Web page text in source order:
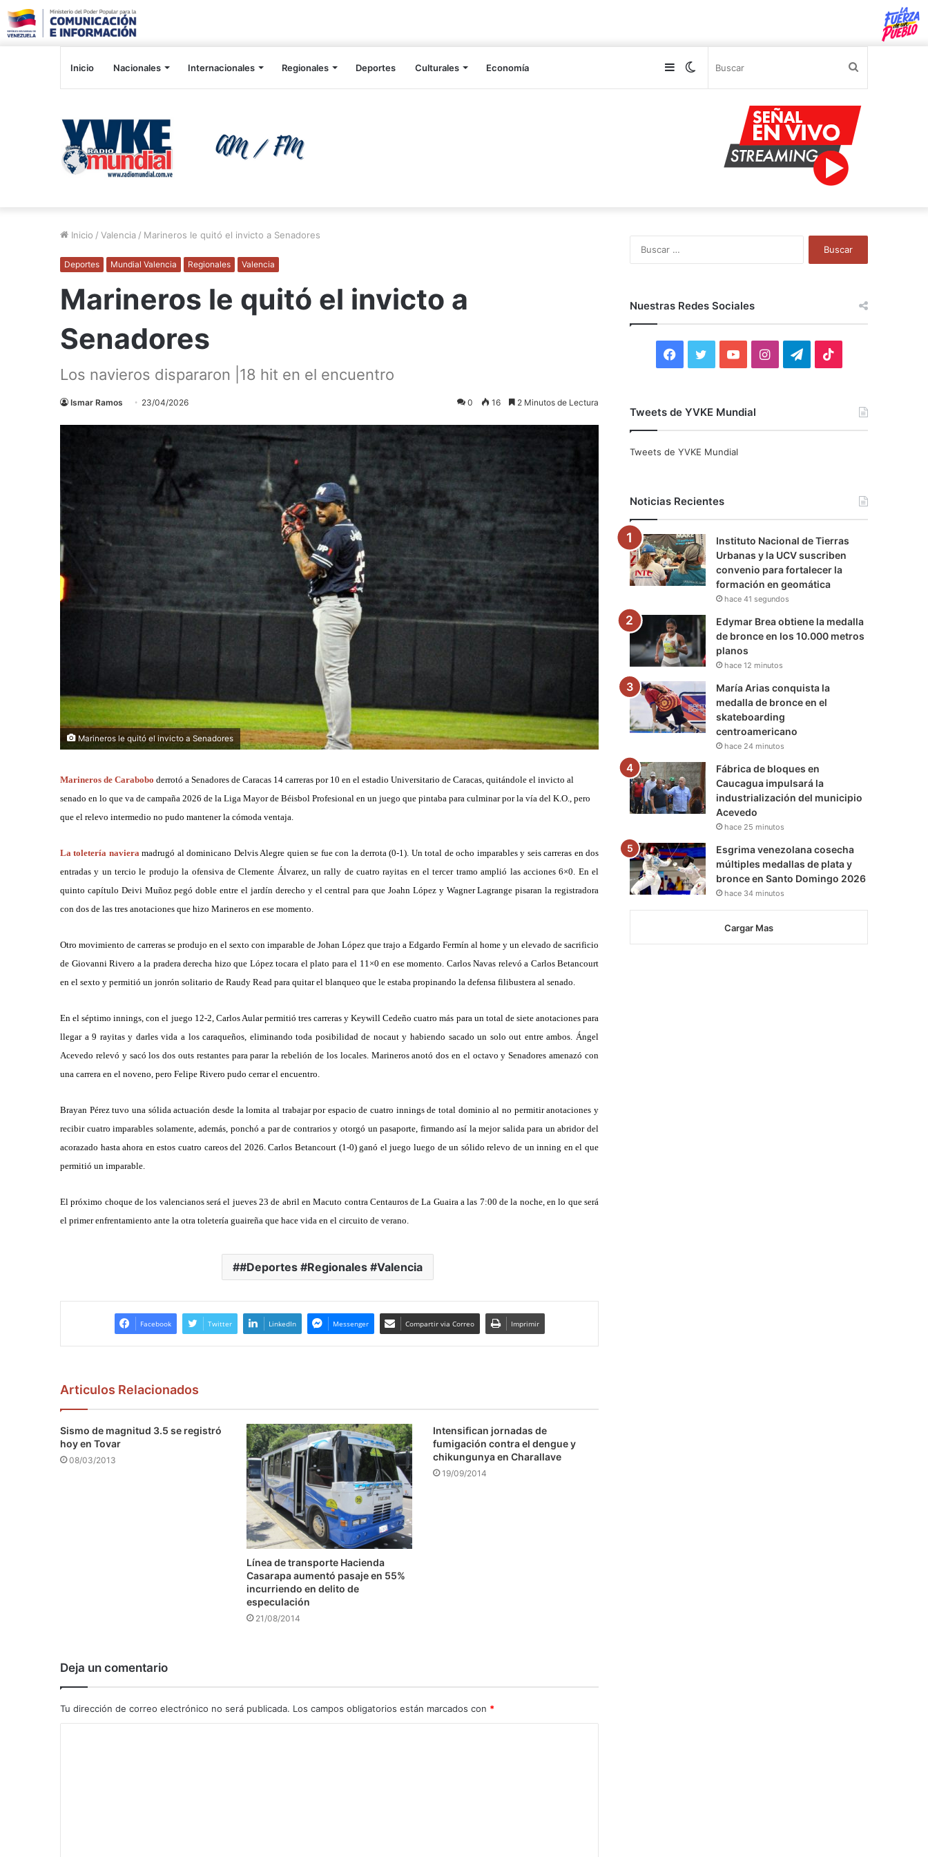
Inicio Nacionales Internacionales Regionales Deportes Culturales Economía Switch
Sidebar
Inicio / Valencia / Marineros le quitó el invicto a Senadores
Deportes Mundial Valencia Regionales Valencia
Marineros le quitó el invicto a
Senadores
Los navieros dispararon |18 hit en el encuentro
Ismar Ramos 23/04/2026 0 16 2 Minutos de Lectura
Marineros le quitó el invicto a Senadores
Marineros de Carabobo derrotó a Senadores de Caracas 14 carreras por 10 en el estadio Universitario de Caracas, quitándole el invicto al
senado en lo que va de campaña 2026 de la Liga Mayor de Béisbol Profesional en un juego que pintaba para culminar por la vía del K.O., pero
que el relevo intermedio no pudo mantener la cómoda ventaja.
La toletería naviera madrugó al dominicano Delvis Alegre quien se fue con la derrota (0-1). Un total de ocho imparables y seis carreras en dos
entradas y un tercio le produjo la ofensiva de Clemente Álvarez, un rally de cuatro rayitas en el tercer tramo amplió las acciones 6×0. En el
quinto capítulo Deivi Muñoz pegó doble entre el jardín derecho y el central para que Joahn López y Wagner Lagrange pisaran la registradora
con dos de las tres anotaciones que hizo Marineros en ese momento.
Otro movimiento de carreras se produjo en el sexto con imparable de Johan López que trajo a Edgardo Fermín al home y un elevado de sacrificio
de Giovanni Rivero a la pradera derecha hizo que López tocara el plato para el 11×0 en ese momento. Carlos Navas relevó a Carlos Betancourt
en el sexto y permitió un jonrón solitario de Raudy Read para quitar el blanqueo que le estaba propinando la defensa filibustera al senado.
En el séptimo innings, con el juego 12-2, Carlos Aular permitió tres carreras y Keywill Cedeño cuatro más para un total de siete anotaciones para
llegar a 9 rayitas y darles vida a los caraqueños, eliminando toda posibilidad de nocaut y habiendo sacado un solo out entre ambos. Ángel
Acevedo relevó y sacó los dos outs restantes para parar la rebelión de los locales. Marineros anotó dos en el octavo y Senadores amenazó con
una carrera en el noveno, pero Felipe Rivero pudo cerrar el encuentro.
Brayan Pérez tuvo una sólida actuación desde la lomita al trabajar por espacio de cuatro innings de total dominio al no permitir anotaciones y
recibir cuatro imparables solamente, además, ponchó a par de contrarios y otorgó un pasaporte, firmando así la mejor salida para un abridor del
acorazado hasta ahora en estos cuatro careos del 2026. Carlos Betancourt (1-0) ganó el juego luego de un sólido relevo de un inning en el que
permitió un imparable.
El próximo choque de los valencianos será el jueves 23 de abril en Macuto contra Centauros de La Guaira a las 7:00 de la noche, en lo que será
el primer enfrentamiento ante la otra toletería guaireña que hace vida en el circuito de verano.
#Deportes #Regionales #Valencia
Facebook Twitter LinkedIn Messenger Compartir via Correo Imprimir
Articulos Relacionados
Sismo de magnitud 3.5 se registró
hoy en Tovar
08/03/2013
Línea de transporte Hacienda
Casarapa aumentó pasaje en 55%
incurriendo en delito de
especulación
21/08/2014
Intensifican jornadas de
fumigación contra el dengue y
chikungunya en Charallave
19/09/2014
Deja un comentario
Tu dirección de correo electrónico no será publicada. Los campos obligatorios están marcados con *
Nuestras Redes Sociales
F
c
o
k
i
r
Y
u
e
I
r
a
m
T
a
m
Tweets de YVKE Mundial
Tweets de YVKE Mundial
Noticias Recientes
Instituto Nacional de Tierras
Urbanas y la UCV suscriben
convenio para fortalecer la
formación en geomática
hace 41 segundos
Edymar Brea obtiene la medalla
de bronce en los 10.000 metros
planos
hace 12 minutos
María Arias conquista la
medalla de bronce en el
skateboarding
centroamericano
hace 24 minutos
Fábrica de bloques en
Caucagua impulsará la
industrialización del municipio
Acevedo
hace 25 minutos
Esgrima venezolana cosecha
múltiples medallas de plata y
bronce en Santo Domingo 2026
hace 34 minutos
Cargar Mas